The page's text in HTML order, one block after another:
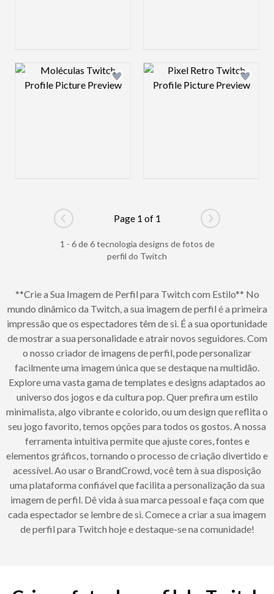
Design preview image Design preview
Go to previous page
Page 1 of 1
Go to next
1 - 6 de 6 tecnologia designs de fotos de
perfil do Twitch
**Crie a Sua Imagem de Perfil para Twitch com Estilo** No
mundo dinâmico da Twitch, a sua imagem de perfil é a primeira
impressão que os espectadores têm de si. É a sua oportunidade
de mostrar a sua personalidade e atrair novos seguidores. Com
o nosso criador de imagens de perfil, pode personalizar
facilmente uma imagem única que se destaque na multidão.
Explore uma vasta gama de templates e designs adaptados ao
universo dos jogos e da cultura pop. Quer prefira um estilo
minimalista, algo vibrante e colorido, ou um design que reflita o
seu jogo favorito, temos opções para todos os gostos. A nossa
ferramenta intuitiva permite que ajuste cores, fontes e
elementos gráficos, tornando o processo de criação divertido e
acessível. Ao usar o BrandCrowd, você tem à sua disposição
uma plataforma confiável que facilita a personalização da sua
imagem de perfil. Dê vida à sua marca pessoal e faça com que
cada espectador se lembre de si. Comece a criar a sua imagem
de perfil para Twitch hoje e destaque-se na comunidade!